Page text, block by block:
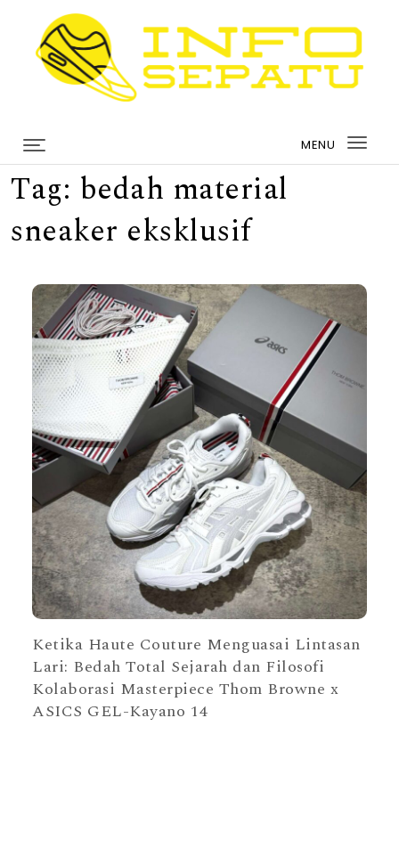
Skip to content
MENU
Tag: bedah material
sneaker eksklusif
Ketika Haute Couture Menguasai Lintasan
Lari: Bedah Total Sejarah dan Filosofi
Kolaborasi Masterpiece Thom Browne x
ASICS GEL-Kayano 14